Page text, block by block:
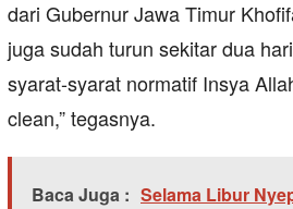
dari Gubernur Jawa Timur
juga sudah turun sekitar dua
syarat-syarat normatif Insya
clean,” tegasnya.
Baca Juga : Selama Libur